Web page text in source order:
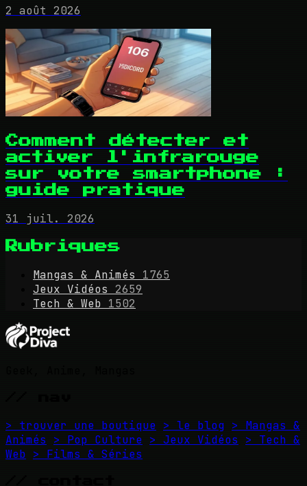
2 août 2026
Comment détecter et
activer l'infrarouge
sur votre smartphone :
guide pratique
31 juil. 2026
Rubriques
Mangas & Animés
1765
Jeux Vidéos
2659
Tech & Web 1502
> trouver une boutique > le blog > Mangas &
Animés
> Pop Culture > Jeux Vidéos
> Tech &
Web > Films & Séries